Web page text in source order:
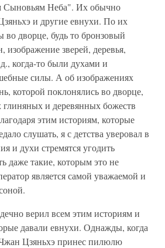
Сыновьям Неба". Их обычно
и другие евнухи. По их
во дворце, будь то бронзовый
изображение зверей, деревья,
когда-то были духами и
силы. А об изображениях
которой поклонялись во дворце,
и деревянных божеств
этим историям, которые
слушать, я с детства уверовал в
и духи стремятся угодить
даже такие, которым это не
является самой уважаемой и
верил всем этим историям и
давали евнухи. Однажды, когда
Цзяньхэ принес пилюлю